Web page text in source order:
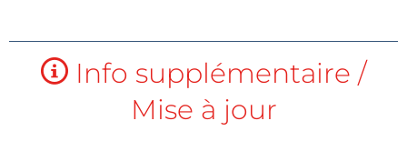
Info supplémentaire /
Mise à jour